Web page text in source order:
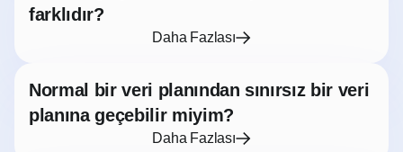
farklıdır?
Daha Fazlası
Normal bir veri planından sınırsız bir veri
planına geçebilir miyim?
Daha Fazlası